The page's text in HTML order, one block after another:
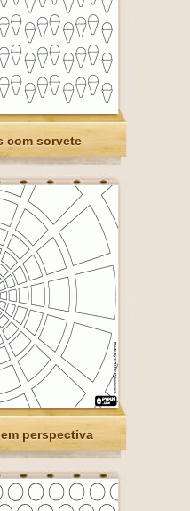
com sorvete
perspectiva